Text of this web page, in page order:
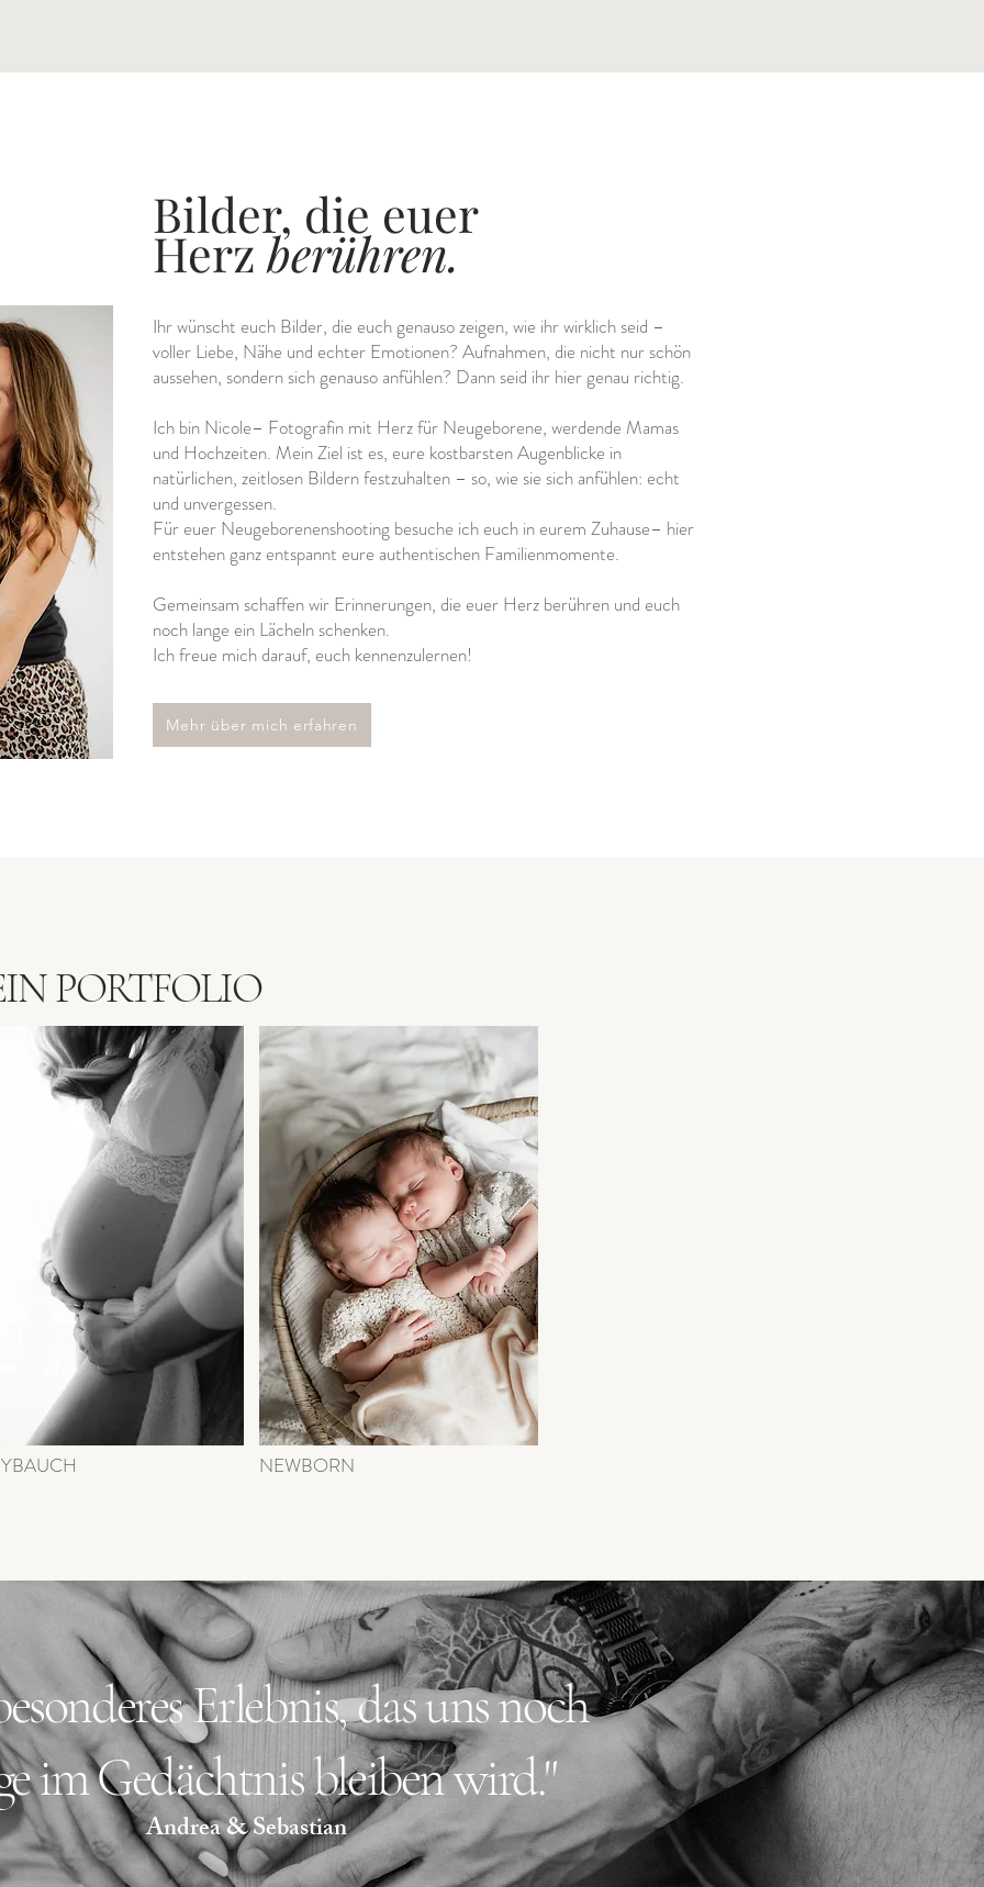
Bilder, die euer
Herzberühren.
Ihr wünscht euch Bilder, die euch genauso zeigen, wie ihr wirklich seid –
voller Liebe, Nähe und echter Emotionen? Aufnahmen, die nicht nur schön
aussehen, sondern sich genauso anfühlen? Dann seid ihr hier genau richtig.
Ich bin Nicole– Fotografin mit Herz für Neugeborene, werdende Mamas
und Hochzeiten. Mein Ziel ist es, eure kostbarsten Augenblicke in
natürlichen, zeitlosen Bildern festzuhalten – so, wie sie sich anfühlen: echt
und unvergessen.
Für euer Neugeborenenshooting besuche ich euch in eurem Zuhause– hier
entstehen ganz entspannt eure authentischen Familienmomente.
Gemeinsam schaffen wir Erinnerungen, die euer Herz berühren und euch
noch lange ein Lächeln schenken.
Ich freue mich darauf, euch kennenzulernen!
Mehr über mich erfahren
PORTFOLIO
NEWBORN
Erlebnis, das uns noch
im Gedächtnis bleiben wird."
Andrea & Sebastian